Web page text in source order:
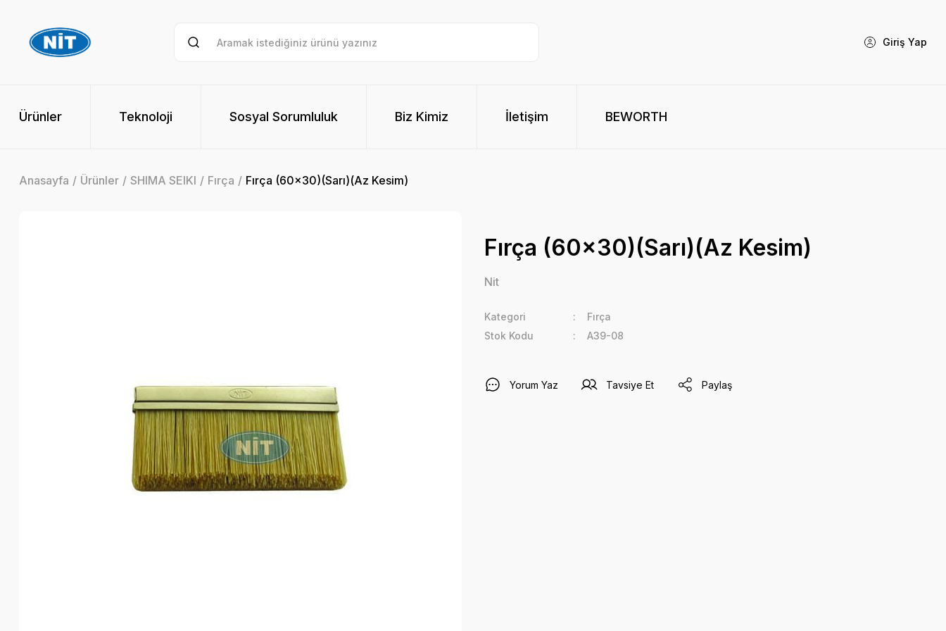
Giriş Yap
Ürünler Teknoloji Sosyal Sorumluluk Biz Kimiz İletişim BEWORTH
Anasayfa Ürünler SHIMA SEIKI Fırça Fırça (60x30)(Sarı)(Az Kesim)
Fırça (60x30)(Sarı)(Az Kesim)
Nit
Kategori
Fırça
Stok Kodu
A39-08
Yorum Yaz Tavsiye Et Paylaş